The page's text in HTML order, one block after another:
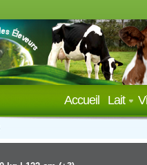
Lait
Accueil